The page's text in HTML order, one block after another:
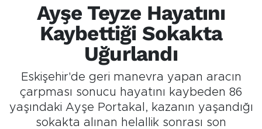
Ayşe Teyze Hayatını
Kaybettiği Sokakta
Uğurlandı
Eskişehir'de geri manevra yapan aracın
çarpması sonucu hayatını kaybeden 86
yaşındaki Ayşe Portakal, kazanın yaşandığı
sokakta alınan helallik sonrası son